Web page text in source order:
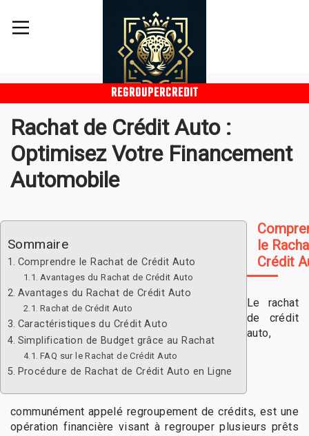
REGROUPERCREDIT
Rachat de Crédit Auto :
Optimisez Votre Financement
Automobile
Sommaire
Comprendre le Rachat de Crédit Auto
Avantages du Rachat de Crédit Auto
Avantages du Rachat de Crédit Auto
Rachat de Crédit Auto
Caractéristiques du Crédit Auto
Simplification de Budget grâce au Rachat
FAQ sur le Rachat de Crédit Auto
Procédure de Rachat de Crédit Auto en Ligne
le
Crédit
Le rachat
de crédit
auto,
communément appelé regroupement de crédits, est une
opération financière visant à regrouper plusieurs prêts